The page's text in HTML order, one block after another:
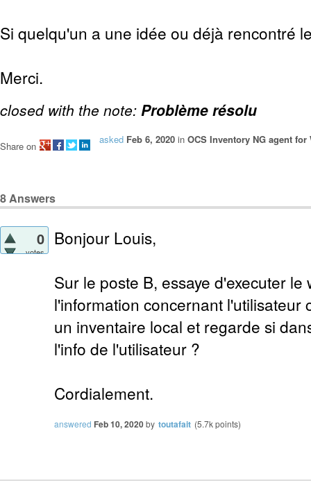
Si quelqu'un a une idée ou déjà rencontré
Merci.
closed with the note: Problème résolu
asked Feb 6, 2020 in OCS Inventory NG agent for
Share on
8Answers
0
votes
Bonjour Louis,
Sur le poste B, essaye d'executer le
l'information concernant l'utilisateur
un inventaire local et regarde si
l'info de l'utilisateur ?
Cordialement.
answered Feb 10, 2020by toutafait (5.7kpoints)